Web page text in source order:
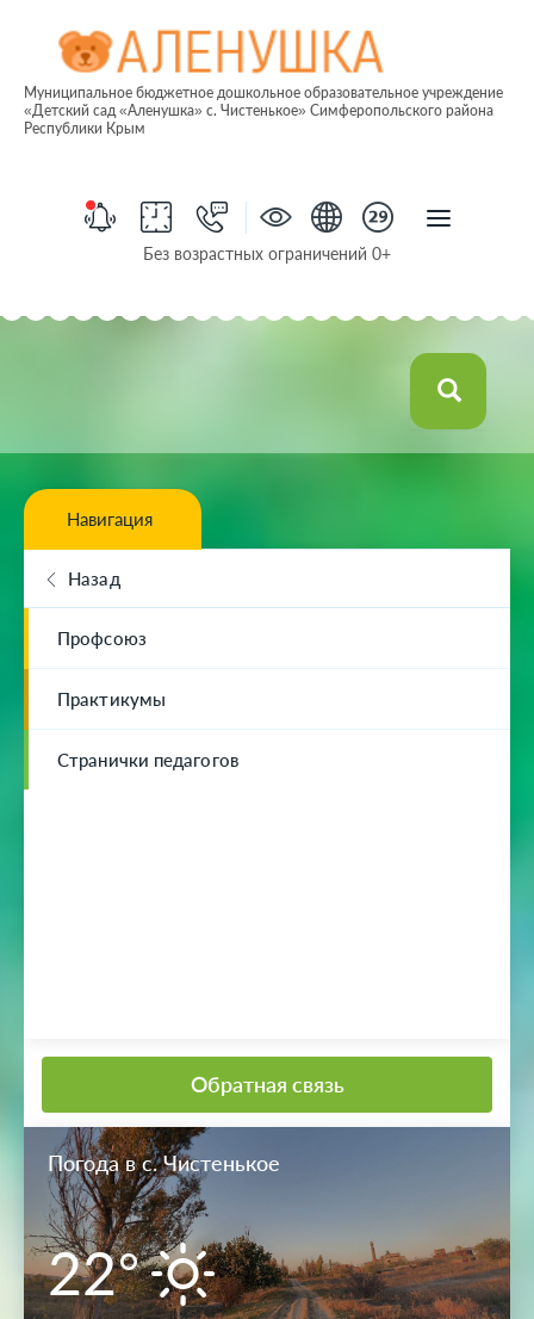
Муниципальное бюджетное дошкольное образовательное учреждение
«Детский сад «Аленушка» с. Чистенькое» Симферопольского района
Республики Крым
Без возрастных ограничений 0+
Навигация
Назад
Профсоюз
Практикумы
Странички педагогов
Обратная связь
Погода в с. Чистенькое
22°